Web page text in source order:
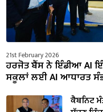
21st February 2026
ਹਰਜੋਤ ਬੈਂਸ ਨੇ ਇੰਡੀਆ AI
ਸਕੂਲਾਂ ਲਈ AI ਆਧਾਰਤ
ਕੈਬਨਿਟ